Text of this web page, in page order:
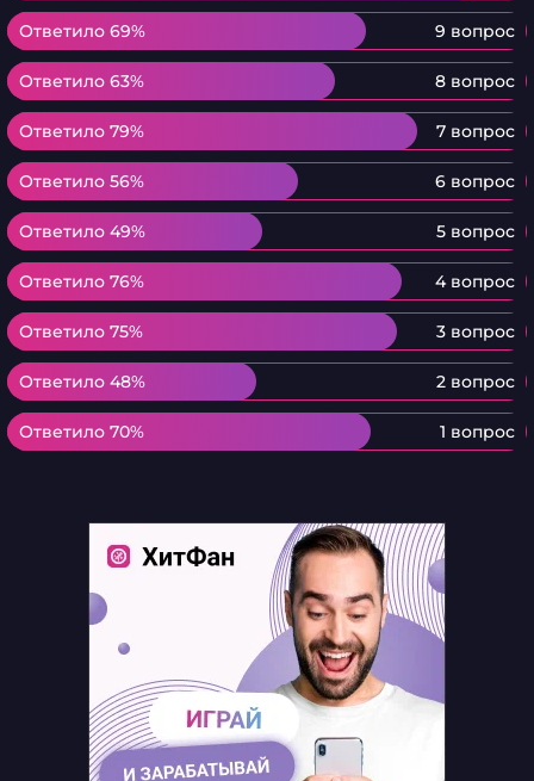
Ответило 69% 9 вопрос
Ответило 69%
Ответило 63% 8 вопрос
Ответило 63%
Ответило 79% 7 вопрос
Ответило 79%
Ответило 56% 6 вопрос
Ответило 56%
Ответило 49% 5 вопрос
Ответило 49%
Ответило 76% 4 вопрос
Ответило 76%
Ответило 75% 3 вопрос
Ответило 75%
Ответило 48% 2 вопрос
Ответило 48%
Ответило 70% 1 вопрос
Ответило 70%